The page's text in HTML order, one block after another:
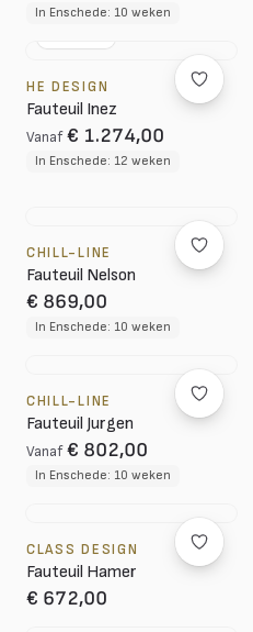
In Enschede: 10 weken
HE DESIGN
Fauteuil Inez
Vanaf € 1.274,00
In Enschede: 12 weken
CHILL-LINE
Fauteuil Nelson
€ 869,00
In Enschede: 10 weken
CHILL-LINE
Fauteuil Jurgen
Vanaf € 802,00
In Enschede: 10 weken
CLASS DESIGN
Fauteuil Hamer
€ 672,00